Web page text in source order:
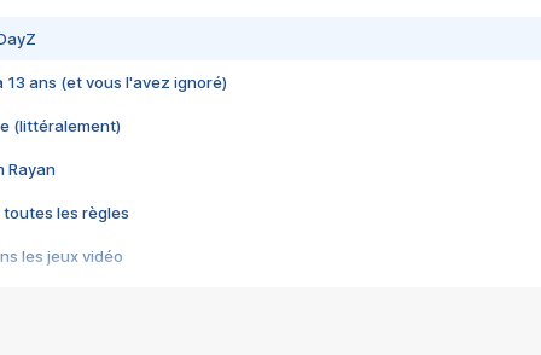
13 ans (et vous l'avez ignoré)
(littéralement)
Rayan
toutes les règles
les jeux vidéo